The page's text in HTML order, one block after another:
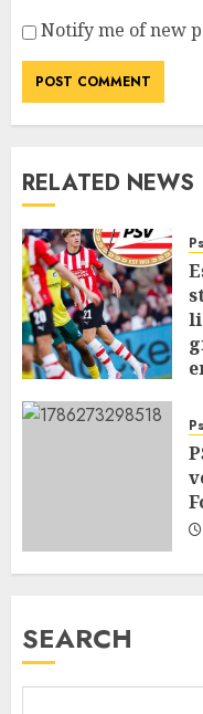
Notify me of new
RELATED NEWS
SEARCH